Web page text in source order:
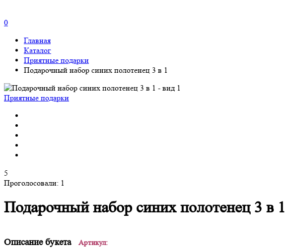
0
Главная
Каталог
Приятные подарки
Подарочный набор синих полотенец 3 в 1
Приятные подарки
5
Проголосовали: 1
Подарочный набор синих полотенец 3 в 1
Описание букета Артикул: